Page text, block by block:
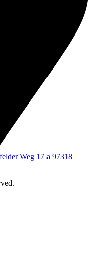
Weg 17 a 97318